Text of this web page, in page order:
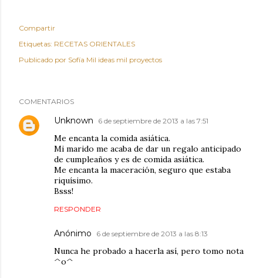
Compartir
Etiquetas: RECETAS ORIENTALES
Publicado por Sofía Mil ideas mil proyectos
COMENTARIOS
Unknown 6 de septiembre de 2013 a las 7:51
Me encanta la comida asiática.
Mi marido me acaba de dar un regalo anticipado
de cumpleaños y es de comida asiática.
Me encanta la maceración, seguro que estaba
riquísimo.
Bsss!
RESPONDER
Anónimo 6 de septiembre de 2013 a las 8:13
Nunca he probado a hacerla así, pero tomo nota
^o^